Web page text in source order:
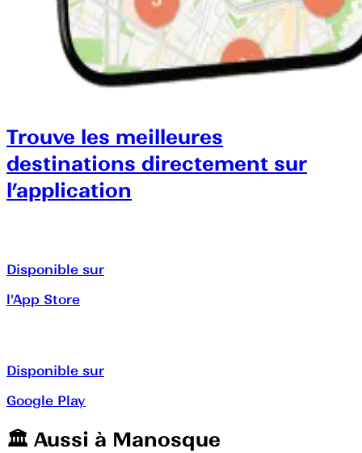
Trouve les meilleures
destinations directement sur
l’application
Disponible sur
l'App Store
Disponible sur
Google Play
🏛️️ Aussi à Manosque